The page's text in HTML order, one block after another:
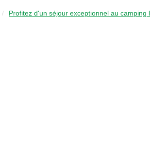
Profitez d'un séjour exceptionnel au camping